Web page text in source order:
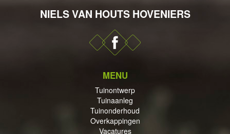
NIELS VAN HOUTS HOVENIERS
MENU
Tuinontwerp
Tuinaanleg
Tuinonderhoud
Overkappingen
Vacatures